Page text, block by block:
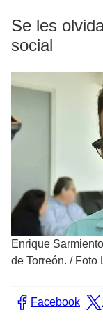
Se les
social
Enrique
de Torreón. / Foto
Facebook